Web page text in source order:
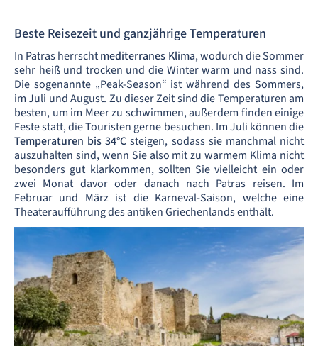
Beste Reisezeit und ganzjährige Temperaturen
In Patras herrschtmediterranes Klima, wodurch die Sommer
sehr heiß und trocken und die Winter warm und nass sind.
Die sogenannte „Peak-Season“ ist während des Sommers,
im Juli und August. Zu dieser Zeit sind die Temperaturen am
besten, um im Meer zu schwimmen, außerdem finden einige
Feste statt, die Touristen gerne besuchen. Im Juli können die
Temperaturen bis 34°Csteigen, sodass sie manchmal nicht
auszuhalten sind, wenn Sie also mit zu warmem Klima nicht
besonders gut klarkommen, sollten Sie vielleicht ein oder
zwei Monat davor oder danach nach Patras reisen. Im
Februar und März ist die Karneval-Saison, welche eine
Theateraufführung des antiken Griechenlands enthält.